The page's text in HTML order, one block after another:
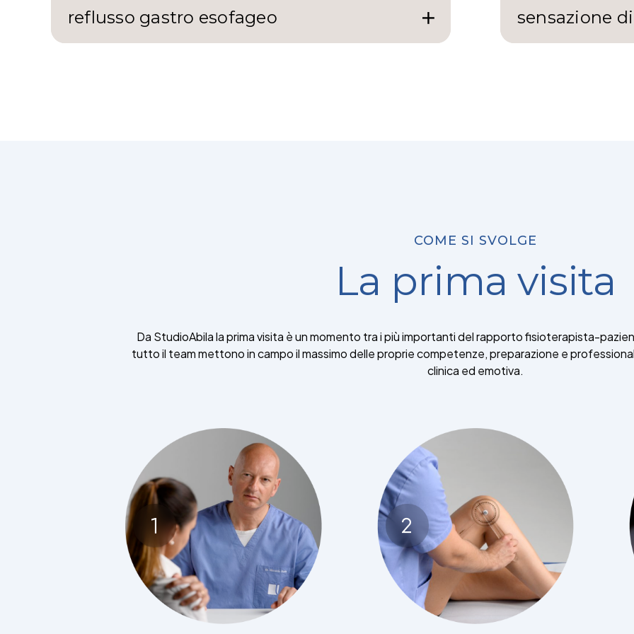
reflusso gastro esofageo sensazione
COME SI SVOLGE
La prima visita
Da StudioAbila la prima visita è un momento tra i più importanti del rapporto fisioterapista-
tutto il team mettono in campo il massimo delle proprie competenze, preparazione e
clinica ed emotiva.